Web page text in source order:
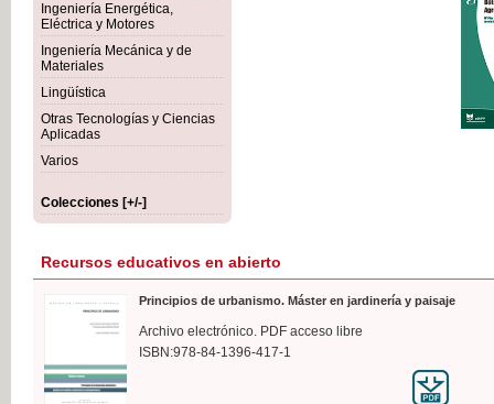
Ingeniería Energética,
Eléctrica y Motores
Ingeniería Mecánica y de
Materiales
Lingüística
Otras Tecnologías y Ciencias
Aplicadas
Varios
Colecciones [+/-]
IVA
Recursos educativos en abierto
Principios de urbanismo. Máster en jardinería y paisaje
Archivo electrónico. PDF acceso libre
ISBN:978-84-1396-417-1